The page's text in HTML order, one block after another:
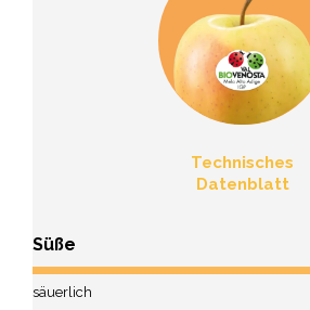
Technisches
Datenblatt
Süße
säuerlich